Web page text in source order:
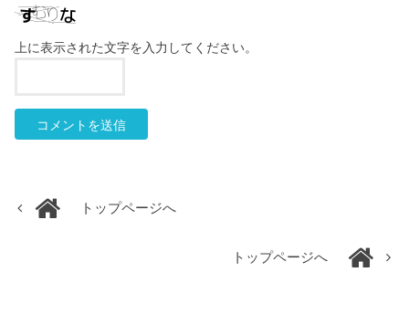
上に表示された文字を入力してください。
トップページへ
トップページへ